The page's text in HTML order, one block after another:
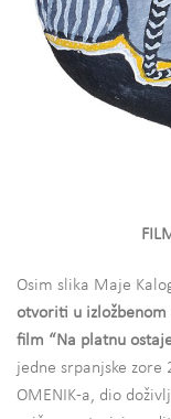
Osim slika Maje
otvoriti u
film “Na platnu
jedne srpanjske zore
OMENIK-a, dio